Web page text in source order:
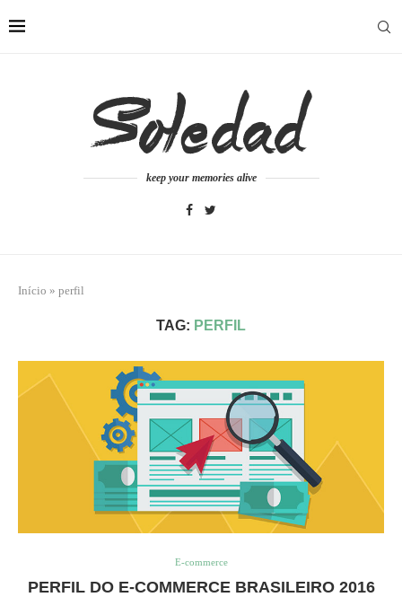
keep your memories alive
Início » perfil
TAG: PERFIL
E-commerce
PERFIL DO E-COMMERCE BRASILEIRO 2016